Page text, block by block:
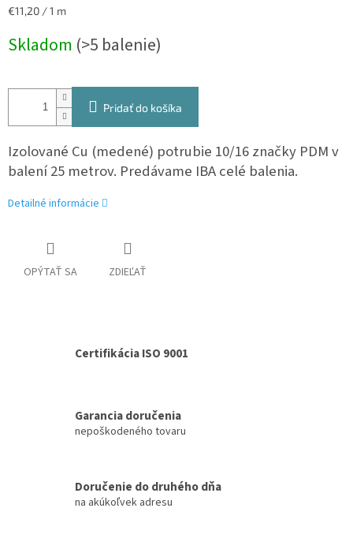
Jednotková
€11,20 / 1 m
Skladom (>5 balenie)
Pridať do košíka
Izolované Cu (medené) potrubie 10/16 značky PDM v
balení 25 metrov. Predávame IBA celé balenia.
Detailné informácie
OPÝTAŤ SA ZDIEĽAŤ
Certifikácia ISO 9001
Garancia doručenia
nepoškodeného tovaru
Doručenie do druhého dňa
na akúkoľvek adresu